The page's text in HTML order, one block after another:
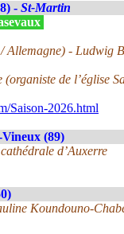
- St-Martin
Allemagne) - Ludwig
de l’église
Saison-2026.html
(89)
d’Auxerre
Koundouno-